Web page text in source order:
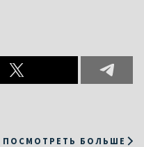
ПОСМОТРЕТЬ БОЛЬШЕ